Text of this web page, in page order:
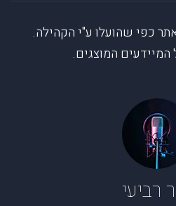
כפי שהועלו ע"י הקהילה.
רביעי